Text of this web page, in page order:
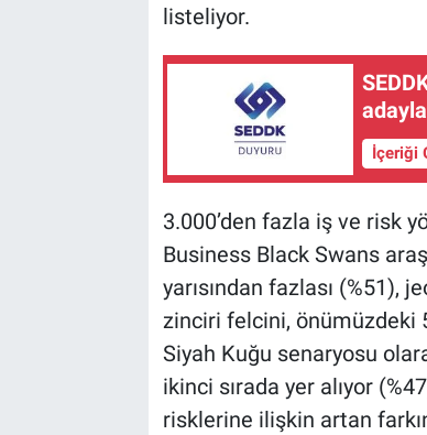
listeliyor.
İçeriği
3.000’den fazla iş ve risk
Business Black Swans
yarısından fazlası (%51),
zinciri felcini, önümüzdeki
Siyah Kuğu senaryosu
ikinci sırada yer alıyor
risklerine ilişkin artan